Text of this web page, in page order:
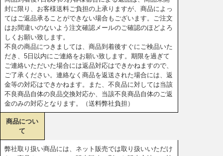
封に限り、お客様送料ご負担の上承りますが、商品によっ
てはご返品承ることができない場合もございます。ご注文
はお間違いのないよう注文確認メールのご確認のほどよろ
しくお願い致します。
不良の商品につきましては、商品到着後すぐにご検品いた
だき、5日以内にご連絡をお願い致します。期限を過ぎて
ご連絡いただいた場合には返品対応はできかねますので、
ご了承ください。連絡なく商品を返送された場合には、返
金等の対応はできかねます。また、不良品に対しては当該
不良商品自体の良品交換対応か、当該不良商品自体のご返
金のみの対応となります。（送料弊社負担）
商品につい
て
弊社取り扱い商品には、ネット販売では取り扱いいただけ